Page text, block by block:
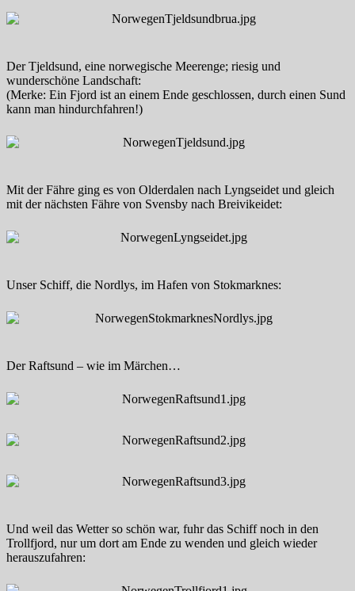
Der Tjeldsund, eine norwegische Meerenge; riesig und
wunderschöne Landschaft:
(Merke: Ein Fjord ist an einem Ende geschlossen, durch einen Sund
kann man hindurchfahren!)
Mit der Fähre ging es von Olderdalen nach Lyngseidet und gleich
mit der nächsten Fähre von Svensby nach Breivikeidet:
Unser Schiff, die Nordlys, im Hafen von Stokmarknes:
Der Raftsund – wie im Märchen…
Und weil das Wetter so schön war, fuhr das Schiff noch in den
Trollfjord, nur um dort am Ende zu wenden und gleich wieder
herauszufahren: